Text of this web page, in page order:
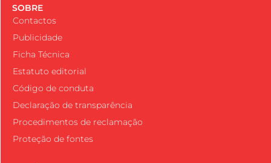
SOBRE
Contactos
Publicidade
Ficha Técnica
Estatuto editorial
Código de conduta
Declaração de transparência
Procedimentos de reclamação
Proteção de fontes